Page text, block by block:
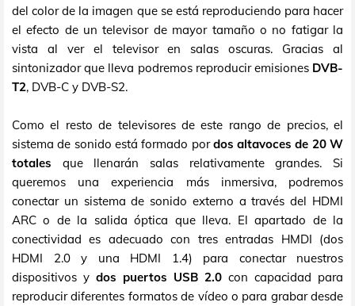
del color de la imagen que se está reproduciendo para hacer
el efecto de un televisor de mayor tamaño o no fatigar la
vista al ver el televisor en salas oscuras. Gracias al
sintonizador que lleva podremos reproducir emisiones DVB-
T2, DVB-C y DVB-S2.
Como el resto de televisores de este rango de precios, el
sistema de sonido está formado pordos altavoces de 20 W
totales que llenarán salas relativamente grandes. Si
queremos una experiencia más inmersiva, podremos
conectar un sistema de sonido externo a través del HDMI
ARC o de la salida óptica que lleva. El apartado de la
conectividad es adecuado con tres entradas HMDI (dos
HDMI 2.0 y una HDMI 1.4) para conectar nuestros
dispositivos y dos puertos USB 2.0 con capacidad para
reproducir diferentes formatos de vídeo o para grabar desde